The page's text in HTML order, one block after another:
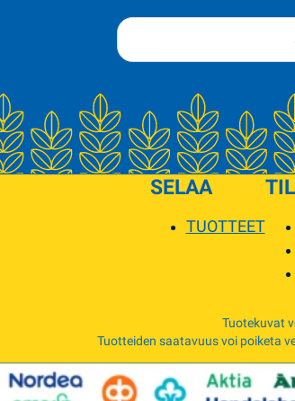
SELAA
TUOTTEET
Tuotekuvat
Tuotteiden saatavuus voi poiketa